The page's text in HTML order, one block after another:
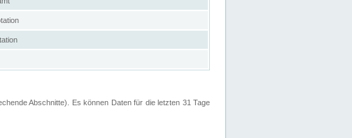
Abschnitte). Es können Daten für die letzten 31 Tage